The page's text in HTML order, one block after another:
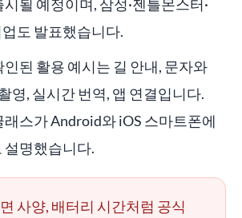
될 예정이며, 삼성·젠틀몬스터·
도 발표했습니다.
된 활용 예시는 길 안내, 문자와
영, 실시간 번역, 앱 연결입니다.
래스가 Android와 iOS 스마트폰에
설명했습니다.
사양, 배터리 시간처럼 공식